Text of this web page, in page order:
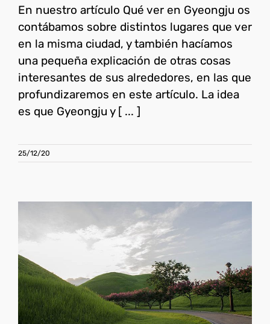
En nuestro artículo Qué ver en Gyeongju os
contábamos sobre distintos lugares que ver
en la misma ciudad, y también hacíamos
una pequeña explicación de otras cosas
interesantes de sus alrededores, en las que
profundizaremos en este artículo. La idea
es que Gyeongju y [ ... ]
25/12/20
Qué ver en Gyeongju
Corea del Sur